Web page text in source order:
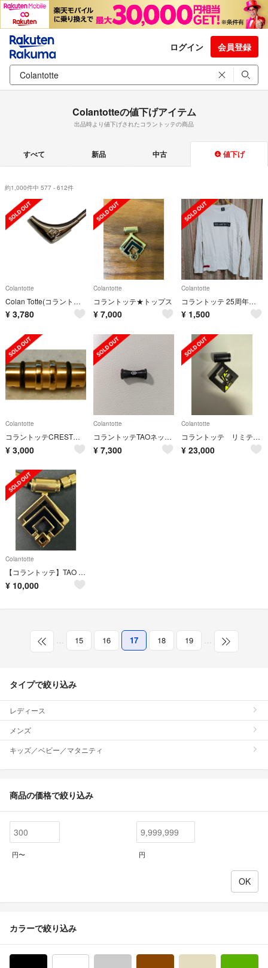
ログイン 会員登録
Colantotteの値下げアイテム
出品時より値下げされたコラントッテの商品
すべて 新品 中古 値下げ
約1,000件中 577 - 612件
Colantotte
Colan Totte(コラントッテ) TAO ネックレス ベガ
¥ 3,780
Colantotte
コラントッテ★トップス
¥ 7,000
Colantotte
コラントッテ 25周年記念長袖Tシャツ / M
¥ 1,500
Colantotte
コラントッテCRESTプラチナゴールド
¥ 3,000
Colantotte
コラントッテTAOネックレスRAFFIマットブラックM43cm
¥ 7,300
Colantotte
コラントッテ リミテッド2024
¥ 23,000
Colantotte
【コラントッテ】TAO ネックレスα ARAN
¥ 10,000
… 15 16 17 18 19 …
タイプで絞り込み
レディース
メンズ
キッズ／ベビー／マタニティ
商品の価格で絞り込み
円〜 円
カラーで絞り込み